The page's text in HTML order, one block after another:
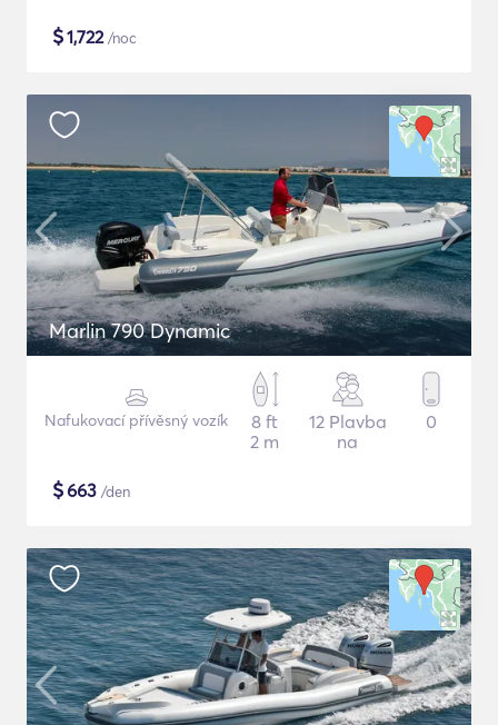
$1,722/noc
Marlin 790 Dynamic
Nafukovací přívěsný vozík
8 ft
2 m
12 Plavba
na
0
$663 /den